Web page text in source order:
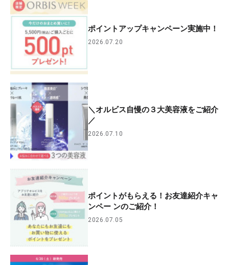
ポイントアップキャンペーン実施中！
2026.07.20
＼オルビス自慢の３大美容液をご紹介
／
2026.07.10
ポイントがもらえる！お友達紹介キャ
ンペー ンのご紹介！
2026.07.05